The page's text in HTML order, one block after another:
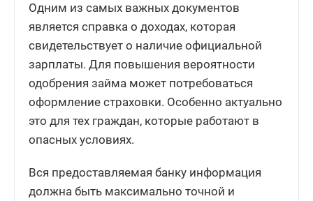
Одним из самых важных документов
является справка о доходах, которая
свидетельствует о наличие официальной
зарплаты. Для повышения вероятности
одобрения займа может потребоваться
оформление страховки. Особенно актуально
это для тех граждан, которые работают в
опасных условиях.
Вся предоставляемая банку информация
должна быть максимально точной и